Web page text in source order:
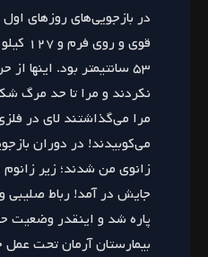
در بازجویی‌های روزهای
قوی و
۵۳ سانتیمتر بود.
نکردند و مرا تا حد مرگ
مرا می‌گذاشتند لای در
می‌کوبیدند! در دوران
زانوی من شدند؛ زیر
جایش در آمد! رباط
پاره شد و اینقدر وضعیت
بیمارستان آرمان تحت عمل